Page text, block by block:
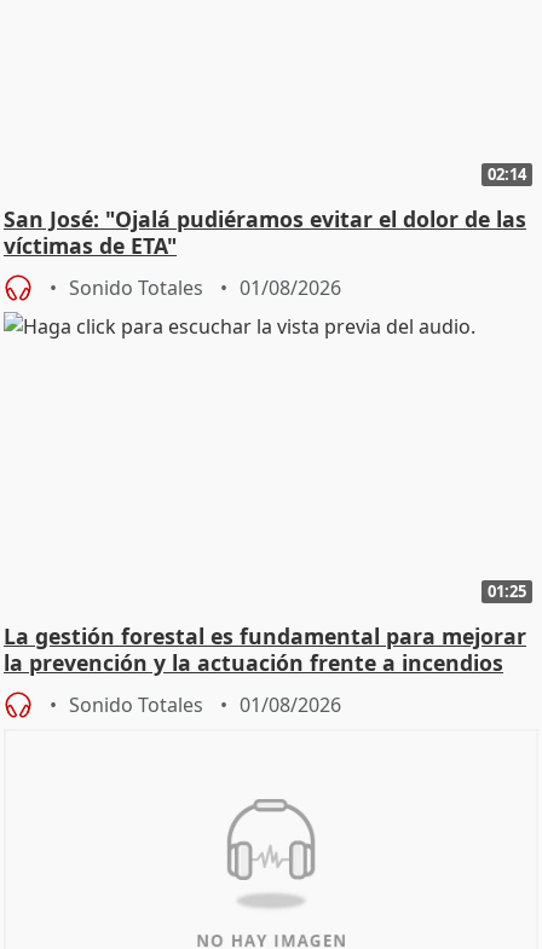
02:14
San José: "Ojalá pudiéramos evitar el dolor de las
víctimas de ETA"
Sonido Totales 01/08/2026
01:25
La gestión forestal es fundamental para mejorar
la prevención y la actuación frente a incendios
Sonido Totales 01/08/2026